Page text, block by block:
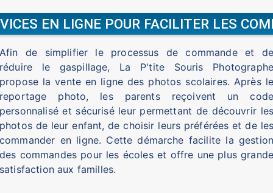
EN LIGNE POUR FACILITER LES
Afin de simplifier le processus de commande et de
réduire le gaspillage, La P'tite Souris Photographe
propose la vente en ligne des photos scolaires. Après le
reportage photo, les parents reçoivent un code
personnalisé et sécurisé leur permettant de découvrir les
photos de leur enfant, de choisir leurs préférées et de les
commander en ligne. Cette démarche facilite la gestion
des commandes pour les écoles et offre une plus grande
satisfaction aux familles.